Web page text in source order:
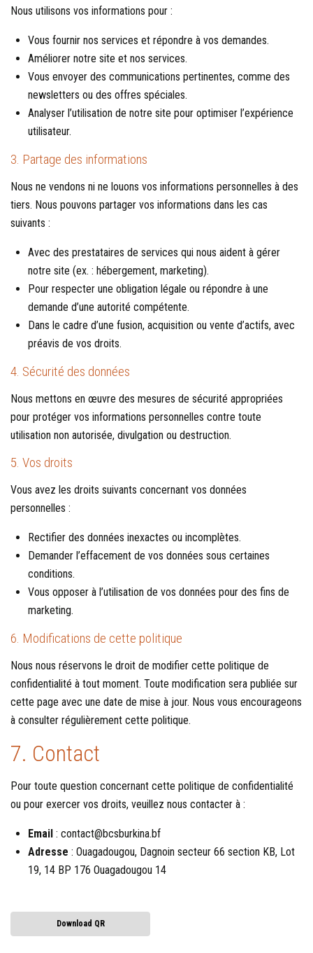
Nous utilisons vos informations pour :
Vous fournir nos services et répondre à vos demandes.
Améliorer notre site et nos services.
Vous envoyer des communications pertinentes, comme des
newsletters ou des offres spéciales.
Analyser l’utilisation de notre site pour optimiser l’expérience
utilisateur.
3. Partage des informations
Nous ne vendons ni ne louons vos informations personnelles à des
tiers. Nous pouvons partager vos informations dans les cas
suivants :
Avec des prestataires de services qui nous aident à gérer
notre site (ex. : hébergement, marketing).
Pour respecter une obligation légale ou répondre à une
demande d’une autorité compétente.
Dans le cadre d’une fusion, acquisition ou vente d’actifs, avec
préavis de vos droits.
4. Sécurité des données
Nous mettons en œuvre des mesures de sécurité appropriées
pour protéger vos informations personnelles contre toute
utilisation non autorisée, divulgation ou destruction.
5. Vos droits
Vous avez les droits suivants concernant vos données
personnelles :
Rectifier des données inexactes ou incomplètes.
Demander l’effacement de vos données sous certaines
conditions.
Vous opposer à l’utilisation de vos données pour des fins de
marketing.
6. Modifications de cette politique
Nous nous réservons le droit de modifier cette politique de
confidentialité à tout moment. Toute modification sera publiée sur
cette page avec une date de mise à jour. Nous vous encourageons
à consulter régulièrement cette politique.
7. Contact
Pour toute question concernant cette politique de confidentialité
ou pour exercer vos droits, veuillez nous contacter à :
Email : contact@bcsburkina.bf
Adresse : Ouagadougou, Dagnoin secteur 66 section KB, Lot
19, 14 BP 176 Ouagadougou 14
Download QR